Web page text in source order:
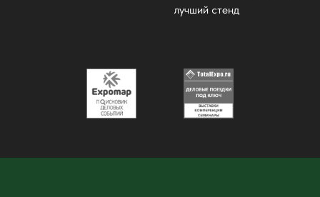
лучший стенд